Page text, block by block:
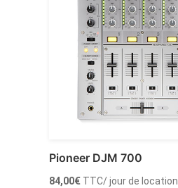
Pioneer DJM 700
84,00€ TTC/ jour de location